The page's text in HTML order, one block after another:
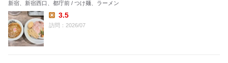
新宿、新宿西口、都庁前 / つけ麺、ラーメン
Lunch:
3.5
訪問：2026/07